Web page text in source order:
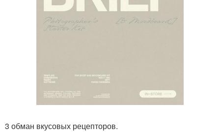
3 обман вкусовых рецепторов.